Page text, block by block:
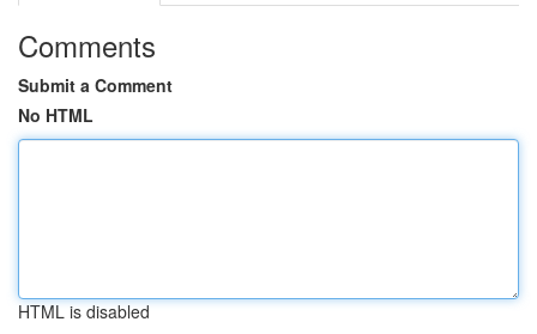
Comments
Submit a Comment
No HTML
HTML is disabled